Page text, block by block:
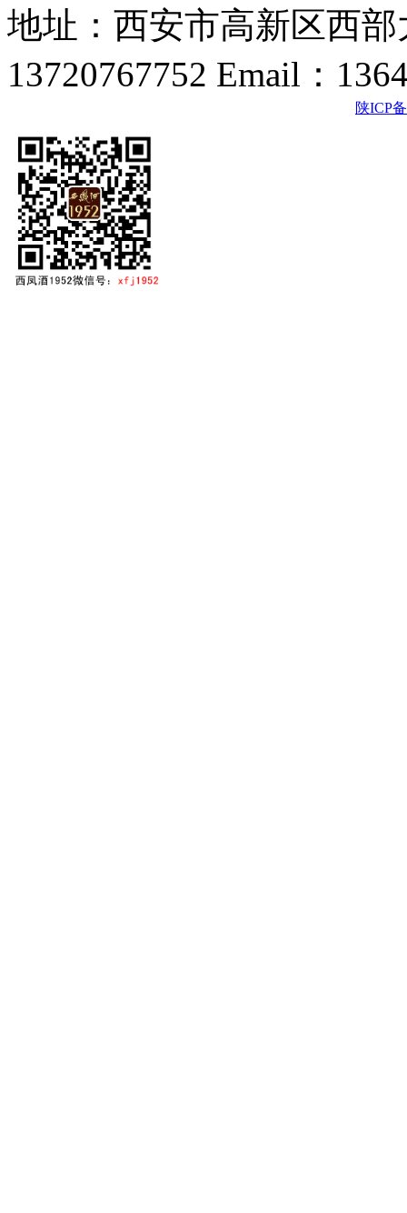
地址：西安市高新区西
13720767752 Email：
陕ICP